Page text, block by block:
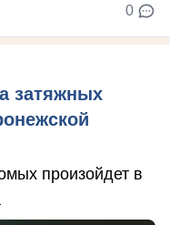
0
затяжных
произойдет в